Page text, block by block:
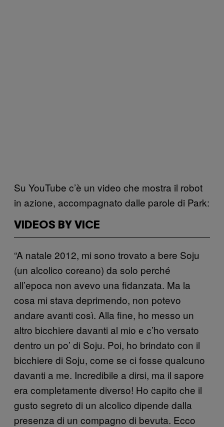
Su YouTube c’è un video che mostra il robot
in azione, accompagnato dalle parole di Park:
VIDEOS BY VICE
“A natale 2012, mi sono trovato a bere Soju
(un alcolico coreano) da solo perché
all’epoca non avevo una fidanzata. Ma la
cosa mi stava deprimendo, non potevo
andare avanti così. Alla fine, ho messo un
altro bicchiere davanti al mio e c’ho versato
dentro un po’ di Soju. Poi, ho brindato con il
bicchiere di Soju, come se ci fosse qualcuno
davanti a me. Incredibile a dirsi, ma il sapore
era completamente diverso! Ho capito che il
gusto segreto di un alcolico dipende dalla
presenza di un compagno di bevuta. Ecco